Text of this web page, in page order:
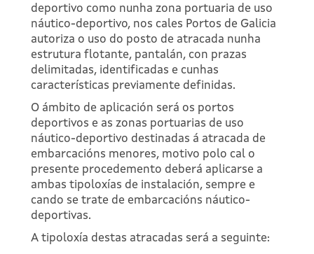
deportivo como nunha zona portuaria de uso
náutico-deportivo, nos cales Portos de Galicia
autoriza o uso do posto de atracada nunha
estrutura flotante, pantalán, con prazas
delimitadas, identificadas e cunhas
características previamente definidas.
O ámbito de aplicación será os portos
deportivos e as zonas portuarias de uso
náutico-deportivo destinadas á atracada de
embarcacións menores, motivo polo cal o
presente procedemento deberá aplicarse a
ambas tipoloxías de instalación, sempre e
cando se trate de embarcacións náutico-
deportivas.
A tipoloxía destas atracadas será a seguinte: